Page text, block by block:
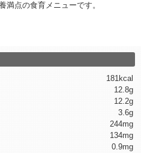
満点の食育メニューです。
181kcal
12.8g
12.2g
3.6g
244mg
134mg
0.9mg